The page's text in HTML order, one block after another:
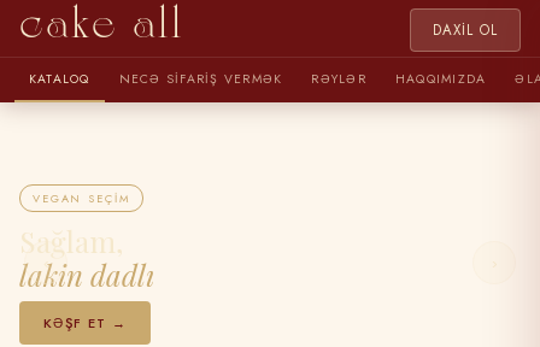
cake all DAXIL OL
KATALOQ NECƏ SIFARIŞ VERMƏK RƏYLƏR HAQQIMIZDA
VEGAN SEÇIM
Sağlam,
lakin dadlı
KƏŞF ET →
‹ ›